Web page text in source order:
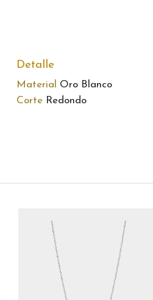
Detalle
Material
Oro Blanco
Corte Redondo